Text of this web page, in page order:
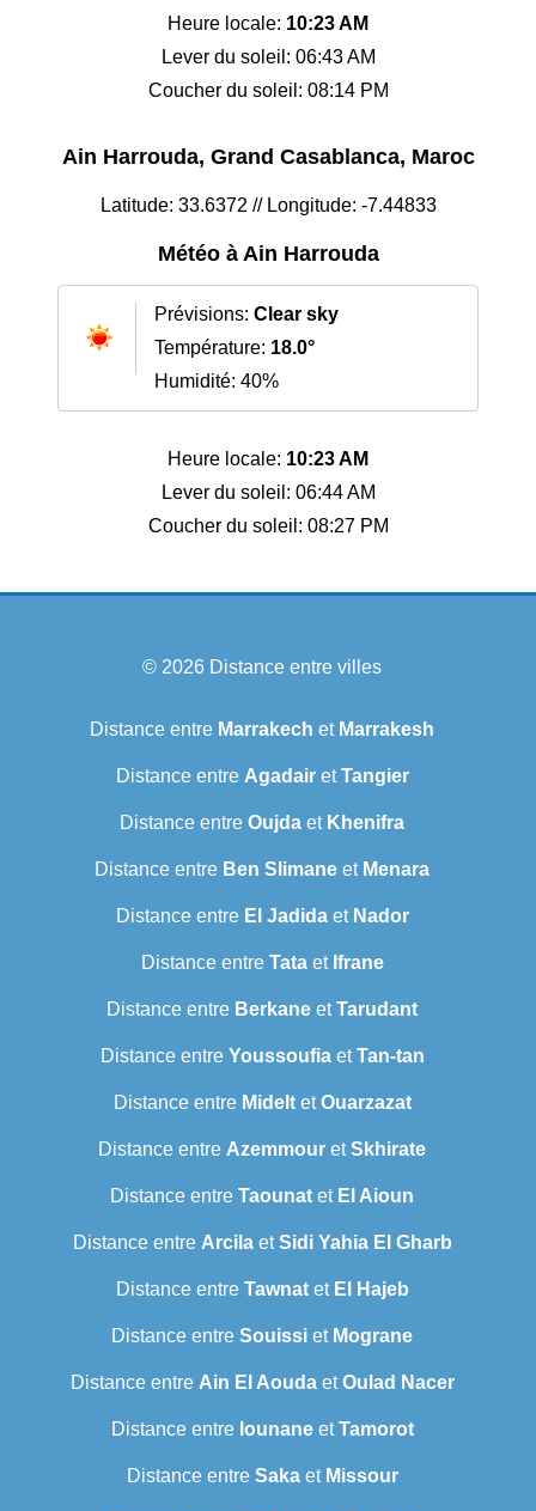
Heure locale: 10:23 AM
Lever du soleil: 06:43 AM
Coucher du soleil: 08:14 PM
Ain Harrouda, Grand Casablanca, Maroc
Latitude: 33.6372 // Longitude: -7.44833
Météo à Ain Harrouda
Prévisions: Clear sky
Température: 18.0°
Humidité: 40%
Heure locale: 10:23 AM
Lever du soleil: 06:44 AM
Coucher du soleil: 08:27 PM
© 2026 Distance entre villes
Distance entre Marrakech et Marrakesh
Distance entre AgadairetTangier
Distance entre Oujda et Khenifra
Distance entre Ben Slimane et Menara
Distance entre El Jadidaet Nador
Distance entre Tataet Ifrane
Distance entre Berkane etTarudant
Distance entre YoussoufiaetTan-tan
Distance entre MideltetOuarzazat
Distance entre Azemmour etSkhirate
Distance entre Taounat et El Aioun
Distance entre ArcilaetSidi Yahia El Gharb
Distance entre Tawnatet El Hajeb
Distance entre Souissi et Mograne
Distance entre Ain El AoudaetOulad Nacer
Distance entre IounaneetTamorot
Distance entre Sakaet Missour